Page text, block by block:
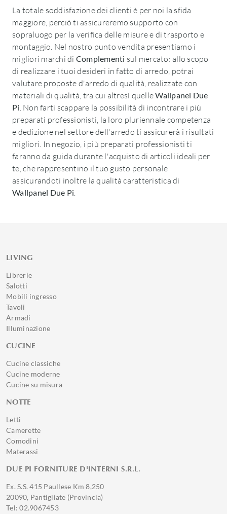
La totale soddisfazione dei clienti è per noi la sfida
maggiore, perciò ti assicureremo supporto con
sopraluogo per la verifica delle misure e di trasporto e
montaggio. Nel nostro punto vendita presentiamo i
migliori marchi di Complementi sul mercato: allo scopo
di realizzare i tuoi desideri in fatto di arredo, potrai
valutare proposte d'arredo di qualità, realizzate con
materiali di qualità, tra cui altresì quelleWallpanel Due
Pi. Non farti scappare la possibilità di incontrare i più
preparati professionisti, la loro pluriennale competenza
e dedizione nel settore dell'arredo ti assicurerà i risultati
migliori. In negozio, i più preparati professionisti ti
faranno da guida durante l'acquisto di articoli ideali per
te, che rappresentino il tuo gusto personale
assicurandoti inoltre la qualità caratteristica di
Wallpanel Due Pi.
LIVING
Librerie
Salotti
Mobili ingresso
Tavoli
Armadi
Illuminazione
CUCINE
Cucine classiche
Cucine moderne
Cucine su misura
NOTTE
Letti
Camerette
Comodini
Materassi
DUE PI FORNITURE D'INTERNI S.R.L.
Ex. S.S. 415 Paullese Km 8,250
20090, Pantigliate (Provincia)
Tel: 02.9067453